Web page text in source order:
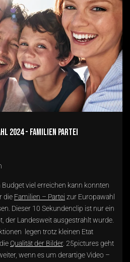
2024 - Familien Partei
viel erreichen kann konnten
die Familien – Partei zur Europawahl
Dieser 10 Sekundenclip ist nur ein
der Landesweit ausgestrahlt wurde.
legen trotz kleinen Etat
Qualität der Bilder. 25pictures geht
wenn es um derartige Video –